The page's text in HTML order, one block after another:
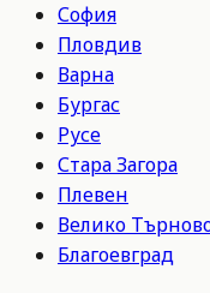
София
Пловдив
Варна
Бургас
Русе
Стара Загора
Плевен
Велико
Благоевград